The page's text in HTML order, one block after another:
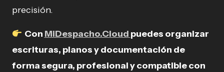
precisión.
Con MiDespacho.Cloud puedes organizar
escrituras, planos y documentación de
forma segura, profesional y compatible con